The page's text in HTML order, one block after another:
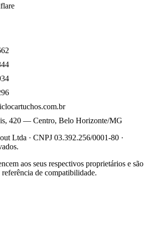
420 — Centro, Belo Horizonte/MG
Ltda · CNPJ 03.392.256/0001-80 ·
aos seus respectivos proprietários e são
de compatibilidade.